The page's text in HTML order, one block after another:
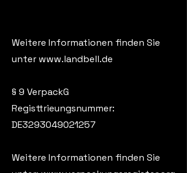
Weitere Informationen finden Sie
unter www.landbell.de
§ 9 VerpackG
Registtrieungsnummer:
DE3293049021257
Weitere Informationen finden Sie